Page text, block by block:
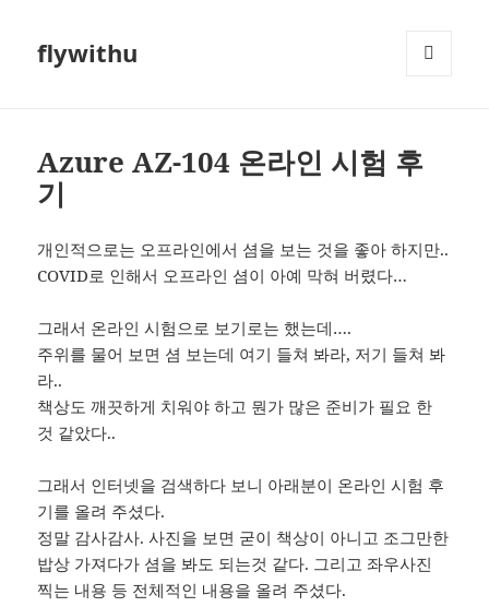
flywithu
Azure AZ-104 온라인 시험 후
기
개인적으로는 오프라인에서 셤을 보는 것을 좋아 하지만..
COVID로 인해서 오프라인 셤이 아예 막혀 버렸다…
그래서 온라인 시험으로 보기로는 했는데….
주위를 물어 보면 셤 보는데 여기 들쳐 봐라, 저기 들쳐 봐
라..
책상도 깨끗하게 치워야 하고 뭔가 많은 준비가 필요 한
것 같았다..
그래서 인터넷을 검색하다 보니 아래분이 온라인 시험 후
기를 올려 주셨다.
정말 감사감사. 사진을 보면 굳이 책상이 아니고 조그만한
밥상 가져다가 셤을 봐도 되는것 같다. 그리고 좌우사진
찍는 내용 등 전체적인 내용을 올려 주셨다.